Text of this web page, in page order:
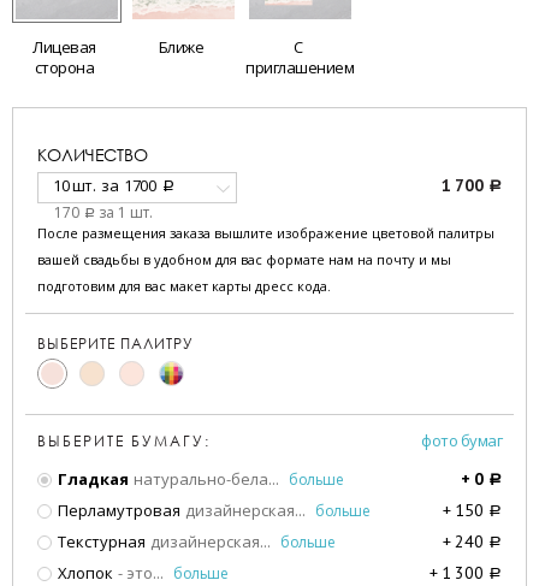
Лицевая
сторона
Ближе
С
приглашением
КОЛИЧЕСТВО
10 шт. за 1700 a
170 a за 1 шт.
1 700 a
После размещения заказа вышлите изображение цветовой палитры
вашей свадьбы в удобном для вас формате нам на почту и мы
подготовим для вас макет карты дресс кода.
ВЫБЕРИТЕ ПАЛИТРУ
ВЫБЕРИТЕ БУМАГУ:
фото бумаг
Гладкая натурально-бела... больше + 0 a
Перламутровая дизайнерская... больше + 150 a
Текстурная дизайнерская... больше + 240 a
Хлопок - это... больше + 1 300 a